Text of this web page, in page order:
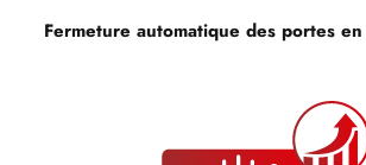
Fermeture automatique des portes en